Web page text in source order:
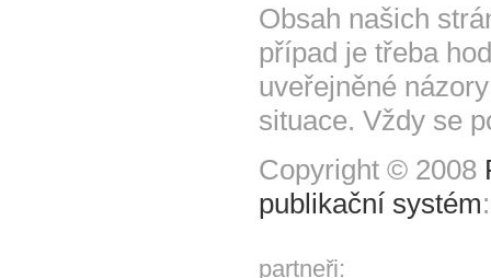
Obsah našich
případ je třeba
uveřejněné
situace. Vždy se
Copyright © 2008
publikační systém
partneři: